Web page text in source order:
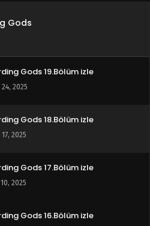
Gods
Gods 20.Bölüm izle
Gods 19.Bölüm izle
2025
Gods 18.Bölüm izle
2025
Gods 17.Bölüm izle
2025
Gods 16.Bölüm izle